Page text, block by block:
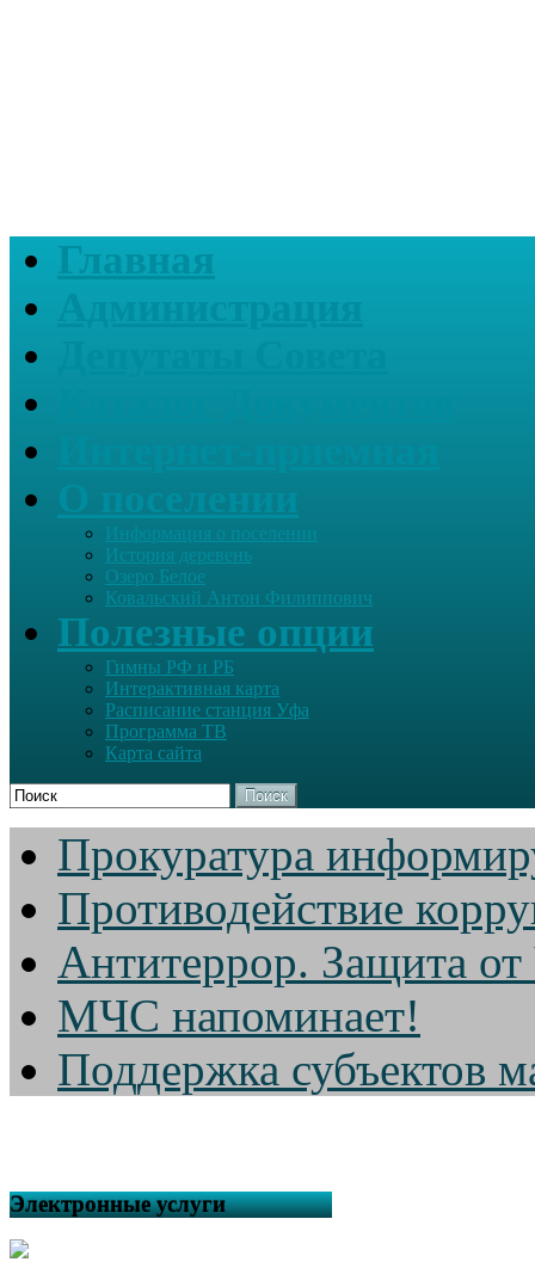
Главная
Информация о поселении
История деревень
Озеро Белое
Ковальский Антон Филиппович
Полезные опции
Гимны РФ и РБ
Интерактивная карта
Расписание станция Уфа
Программа ТВ
Карта сайта
Поиск
Прокуратура
Противодействие
Антитеррор. Защита
МЧС напоминает!
Поддержка субъектов
Электронные услуги